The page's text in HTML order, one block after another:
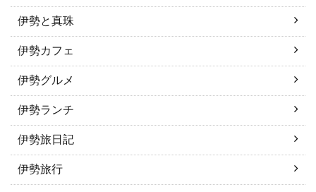
伊勢と真珠
伊勢カフェ
伊勢グルメ
伊勢ランチ
伊勢旅日記
伊勢旅行